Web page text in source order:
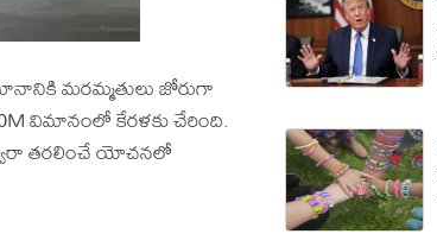
మరమ్మతులు జోరుగా
విమానంలో కేరళకు చేరింది.
ద్వారా తరలించే యోచనలో